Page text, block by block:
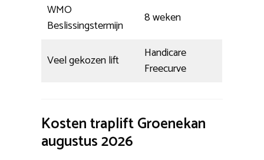
WMO
Beslissingstermijn
8 weken
Veel gekozen lift
Handicare
Freecurve
Kosten traplift Groenekan
augustus 2026